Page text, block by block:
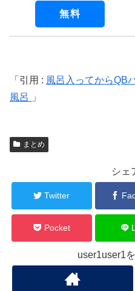
無料
引用 : 風呂入ってからQB
風呂
まとめ
シェ
Twitter
Pocket
user1user1